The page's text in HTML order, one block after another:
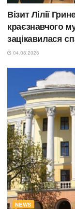
Візит Лілії
краєзнавчого
зацікавилася
04.08.2026
NEWS